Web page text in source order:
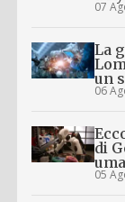
07
La
un
06
di
05